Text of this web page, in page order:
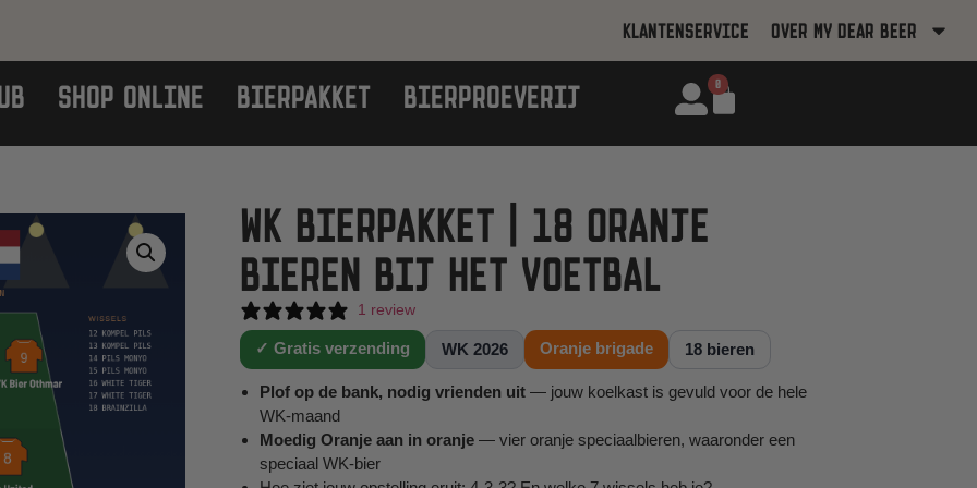
KLANTENSERVICE OVER MY DEAR BEER
SHOP ONLINE BIERPAKKET BIERPROEVERIJ 0
WK BIERPAKKET | 18 ORANJE
BIEREN BIJ HET VOETBAL
1 review
✓ Gratis verzending WK 2026 Oranje brigade 18 bieren
Plof op de bank, nodig vrienden uit — jouw koelkast is gevuld voor de hele
WK-maand
Moedig Oranje aan in oranje — vier oranje speciaalbieren, waaronder een
speciaal WK-bier